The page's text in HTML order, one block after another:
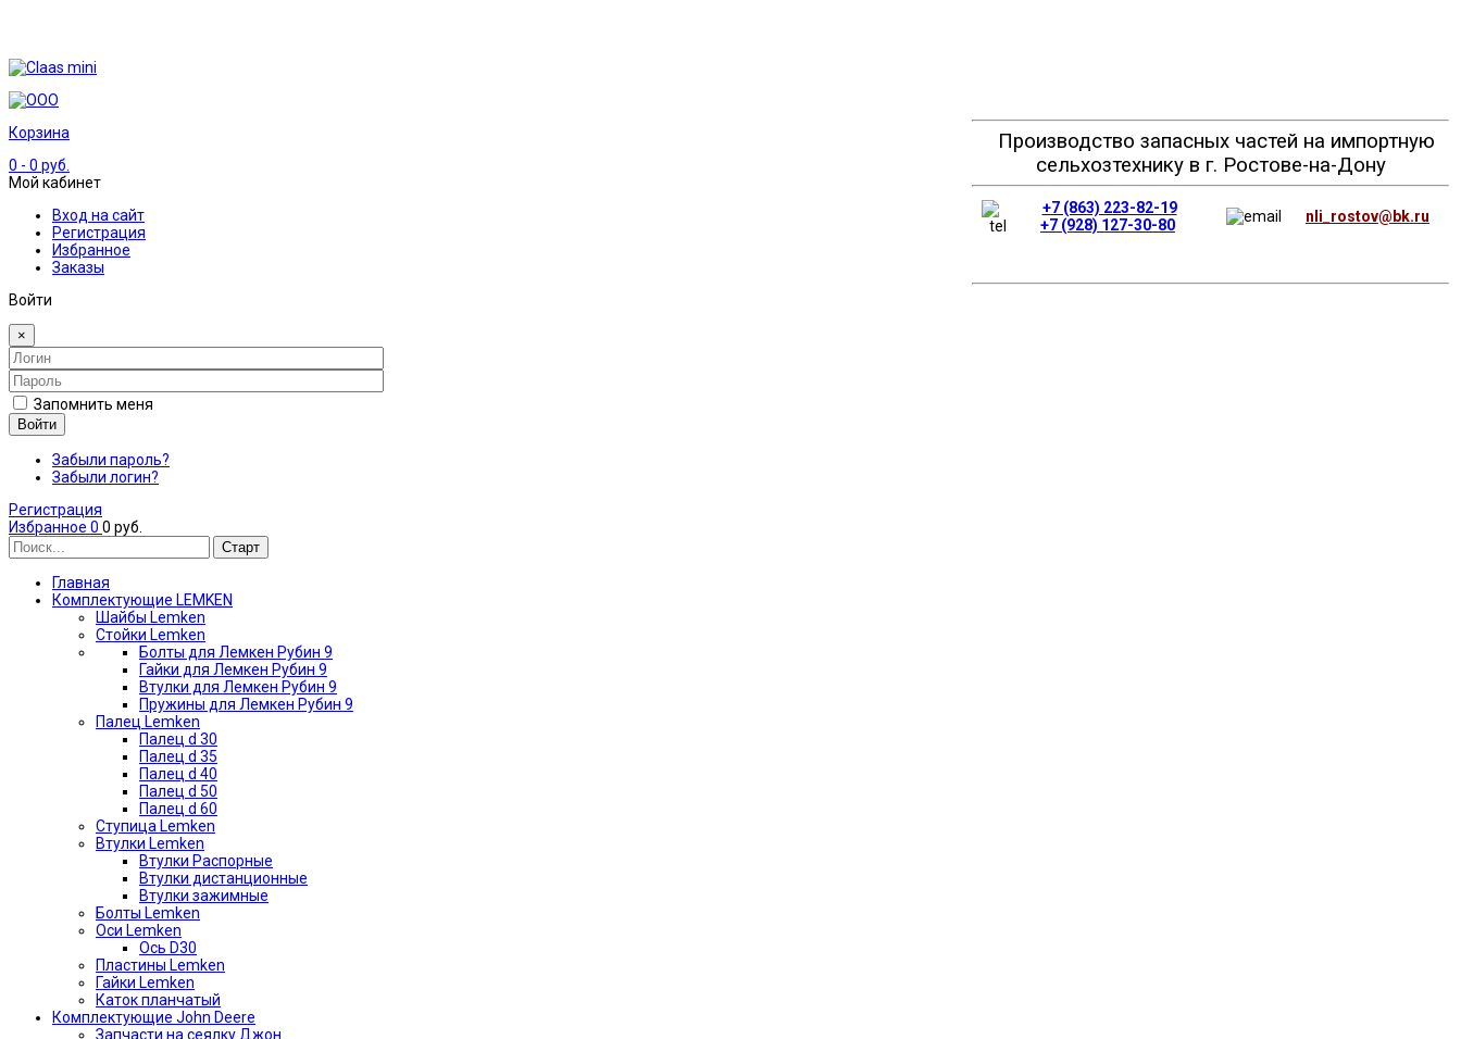
Производство запасных частей на импортную
сельхозтехнику в г. Ростове-на-Дону
+7 (863) 223-82-19
+7 (928) 127-30-80
nli_rostov@bk.ru
Корзина
0 - 0 руб.
Мой кабинет
Вход на сайт
Регистрация
Избранное
Заказы
Войти
×
Запомнить меня
Войти
Забыли пароль?
Забыли логин?
Регистрация
Избранное 0 0 руб.
Главная
Комплектующие LEMKEN
Шайбы Lemken
Стойки Lemken
Болты для Лемкен Рубин 9
Гайки для Лемкен Рубин 9
Втулки для Лемкен Рубин 9
Пружины для Лемкен Рубин 9
Палец Lemken
Палец d 30
Палец d 35
Палец d 40
Палец d 50
Палец d 60
Ступица Lemken
Втулки Lemken
Втулки Распорные
Втулки дистанционные
Втулки зажимные
Болты Lemken
Оси Lemken
Ось D30
Пластины Lemken
Гайки Lemken
Каток планчатый
Комплектующие John Deere
Запчасти на сеялку Джон